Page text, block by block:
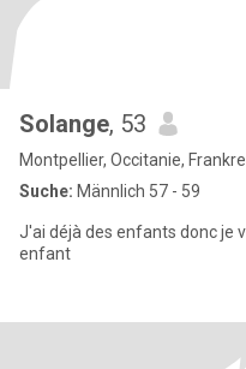
Solange, 53
Montpellier, Occitanie,
Suche: Männlich 57 - 59
J'ai déjà des enfants donc je
enfant